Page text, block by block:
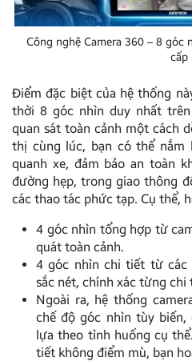
Công nghệ Camera 360 – 8 góc
cấp
Điểm đặc biệt của hệ thống
thời 8 góc nhìn duy nhất
quan sát toàn cảnh một cách
thị cùng lúc, bạn có thể
quanh xe, đảm bảo an toàn
đường hẹp, trong giao thông
các thao tác phức tạp. Cụ thể,
4 góc nhìn tổng hợp từ
quát toàn cảnh.
4 góc nhìn chi tiết từ các
sắc nét, chính xác từng chi
Ngoài ra, hệ thống
chế độ góc nhìn tùy
lựa theo tình huống cụ
tiết không điểm mù, bạn